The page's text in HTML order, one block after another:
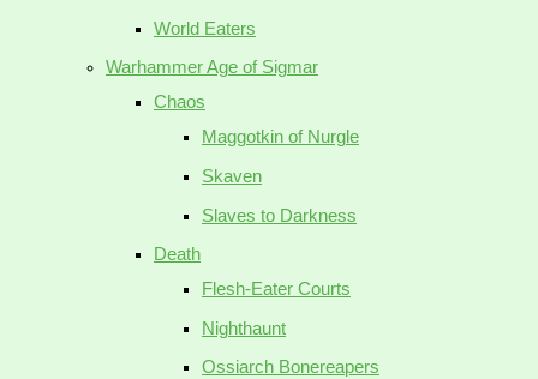
World Eaters
Warhammer Age of Sigmar
Chaos
Maggotkin of Nurgle
Skaven
Slaves to Darkness
Death
Flesh-Eater Courts
Nighthaunt
Ossiarch Bonereapers